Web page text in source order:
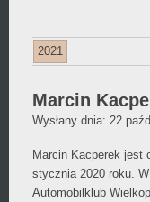
2021
Marcin
Wysłany dnia: 22
Marcin Kacperek jest
stycznia 2020 roku.
Automobilklub